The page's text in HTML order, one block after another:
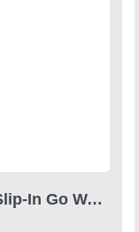
SKECHERS Damen Sneaker Slip-In Go Walk Flex olive | 40